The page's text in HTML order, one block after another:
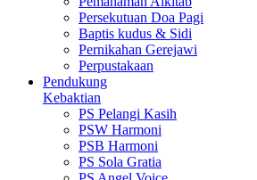
Persekutuan Doa Pagi
Baptis kudus & Sidi
Pernikahan Gerejawi
Perpustakaan
Pendukung
Kebaktian
PS Pelangi Kasih
PSW Harmoni
PSB Harmoni
PS Sola Gratia